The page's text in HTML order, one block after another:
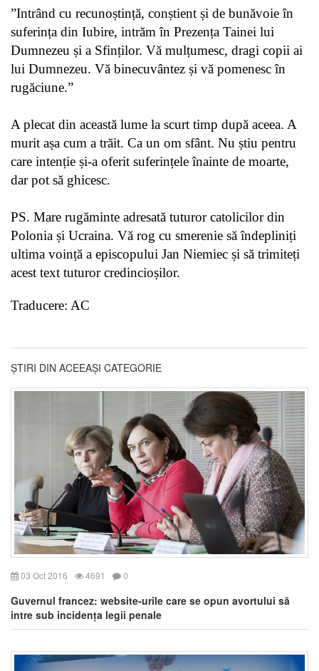
”Intrând cu recunoștință, conștient și de bunăvoie în
suferința din Iubire, intrăm în Prezența Tainei lui
Dumnezeu și a Sfinților. Vă mulțumesc, dragi copii ai
lui Dumnezeu. Vă binecuvântez și vă pomenesc în
rugăciune.”
A plecat din această lume la scurt timp după aceea. A
murit așa cum a trăit. Ca un om sfânt. Nu știu pentru
care intenție și-a oferit suferințele înainte de moarte,
dar pot să ghicesc.
PS. Mare rugăminte adresată tuturor catolicilor din
Polonia și Ucraina. Vă rog cu smerenie să îndepliniți
ultima voință a episcopului Jan Niemiec și să trimiteți
acest text tuturor credincioșilor.
Traducere: AC
ȘTIRI DIN ACEEAȘI CATEGORIE
03 Oct 2016 4691 0
Guvernul francez: website-urile care se opun avortului să
intre sub incidența legii penale